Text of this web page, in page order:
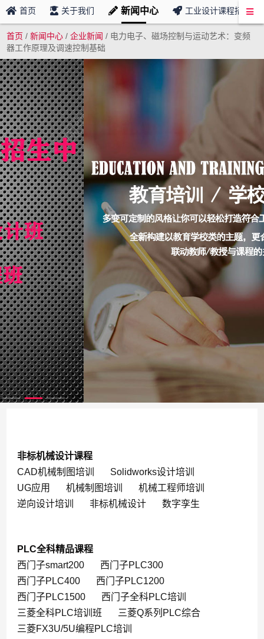
首页 关于我们 新闻中心 工业设计课程招募
首页 /新闻中心 /企业新闻 / 电力电子、磁场控制与运动艺术：变频
器工作原理及调速控制基础
非标机械设计课程
CAD机械制图培训
Solidworks设计培训
UG应用
机械制图培训
机械工程师培训
逆向设计培训
非标机械设计 数字孪生
PLC全科精品课程
西门子smart200
西门子PLC300
西门子PLC400
西门子PLC1200
西门子PLC1500
西门子全科PLC培训
三菱全科PLC培训班
三菱Q系列PLC综合
三菱FX3U/5U编程PLC培训